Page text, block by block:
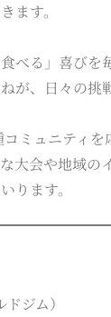
ます。
べる」喜び
、日々の挑
ミュニティ
大会や地域
ります。
ジム）